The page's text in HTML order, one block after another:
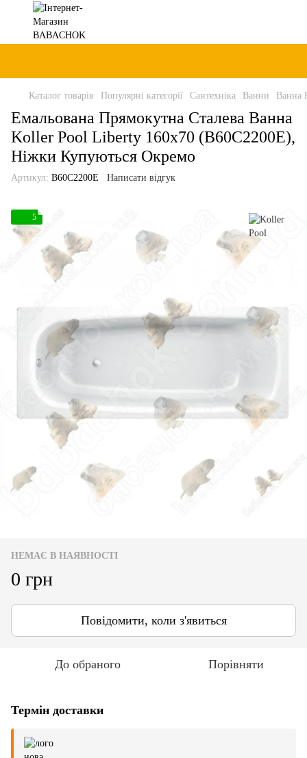
Каталог товарів Популярні категорії Сантехніка Ванни Ванна
Емальована Прямокутна Сталева Ванна
Koller Pool Liberty 160x70 (B60C2200E),
Ніжки Купуються Окремо
Артикул: B60C2200E Написати відгук
5
НЕМАЄ В НАЯВНОСТІ
0 грн
Повідомити, коли з'явиться
До обраного Порівняти
Термін доставки